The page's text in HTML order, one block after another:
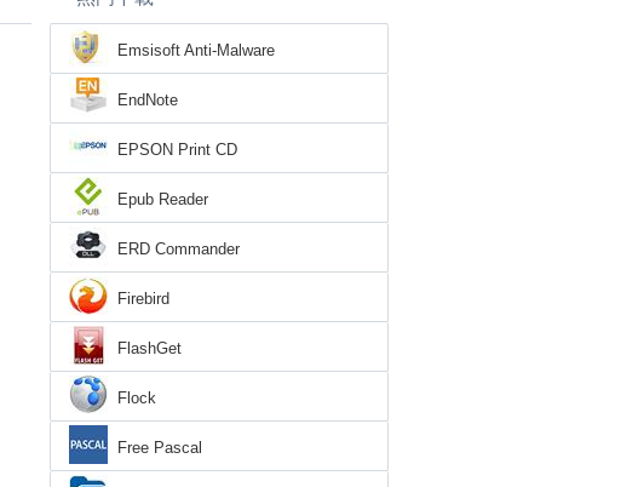
Emsisoft Anti-Malware
EndNote
EPSON Print CD
Epub Reader
ERD Commander
Firebird
FlashGet
Flock
Free Pascal